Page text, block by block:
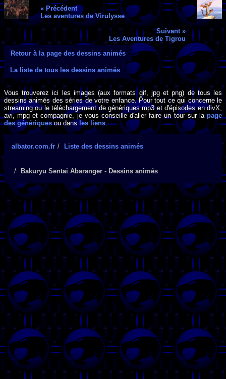
« Précédent
Les aventures de Virulysse
Suivant »
Les Aventures de Tigrou
Retour à la page des dessins animés
La liste de tous les dessins animés
Vous trouverez ici les images (aux formats gif, jpg et png) de tous les
dessins animés des séries de votre enfance. Pour tout ce qui concerne le
streaming ou le téléchargement de génériques mp3 et d'épisodes en divX,
avi, mpg et compagnie, je vous conseille d'aller faire un tour sur la page
des génériquesou dans les liens.
albator.com.fr Liste des dessins animés
Bakuryu Sentai Abaranger - Dessins animés